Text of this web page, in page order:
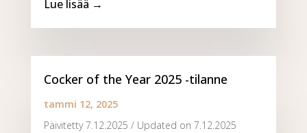
Cocker of the Year 2025 -tilanne
tammi 12, 2025
Päivitetty 7.12.2025 / Updated on 7.12.2025